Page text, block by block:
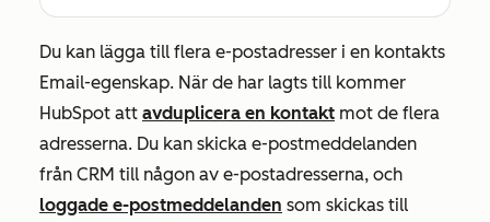
Du kan lägga till flera e-postadresser i en kontakts
Email-egenskap. När de har lagts till kommer
HubSpot att avduplicera en kontakt mot de flera
adresserna. Du kan skicka e-postmeddelanden
från CRM till någon av e-postadresserna, och
loggade e-postmeddelanden som skickas till